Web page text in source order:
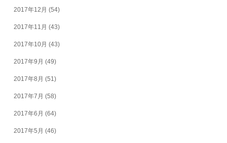
2017年12月 (54)
2017年11月 (43)
2017年10月 (43)
2017年9月 (49)
2017年8月 (51)
2017年7月 (58)
2017年6月 (64)
2017年5月 (46)